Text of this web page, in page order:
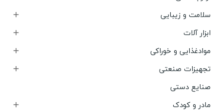
سلامت و زیبایی 
ابزار آلات 
موادغذایی و خوراکی 
تجهیزات صنعتی 
صنایع دستی
مادر و کودک
